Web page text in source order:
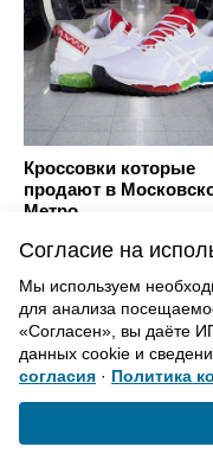
Кроссовки которые
продают в
Метро
Согласие на
Мы используем
для анализа
«Согласен», вы даёте
данных cookie и
согласия · Политика